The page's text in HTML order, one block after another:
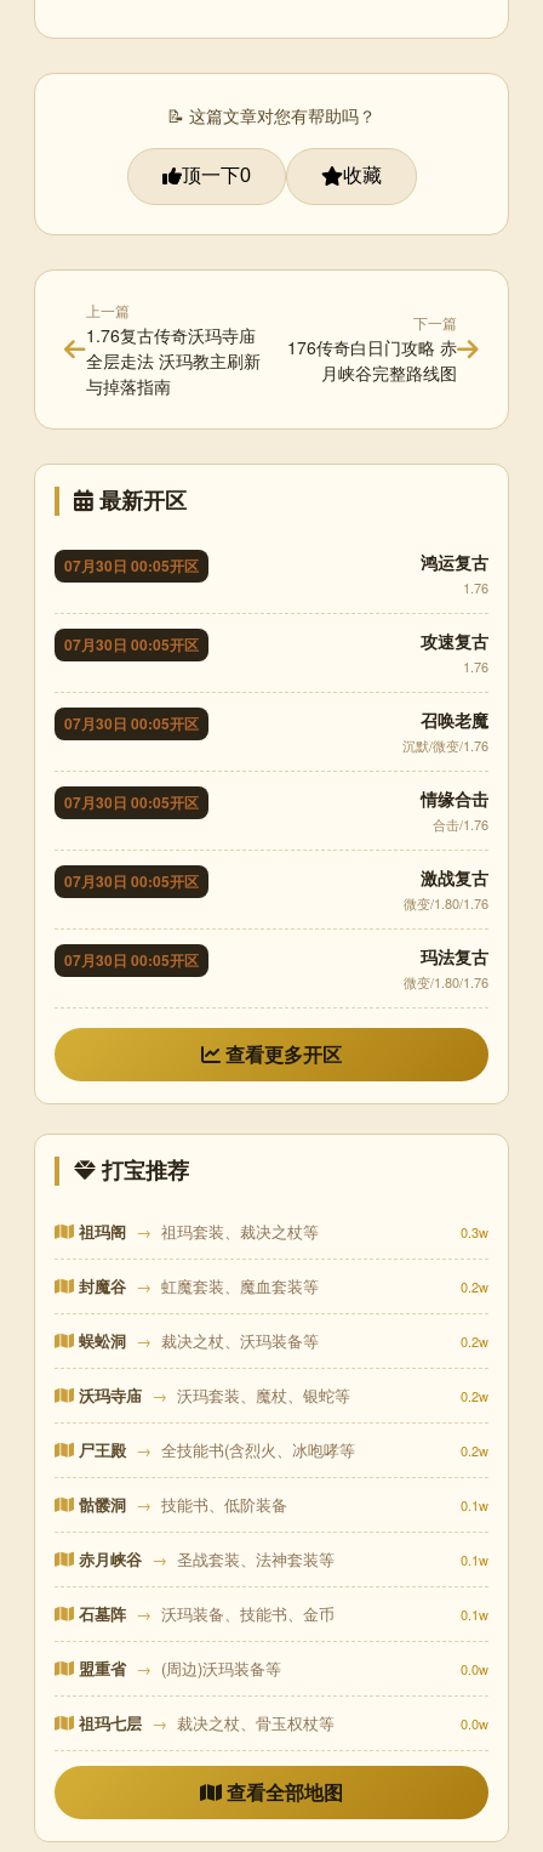
📝 这篇文章对您有帮助吗？
顶一下0 收藏
上一篇
1.76复古传奇沃玛寺庙
全层走法 沃玛教主刷新
与掉落指南
下一篇
176传奇白日门攻略 赤
月峡谷完整路线图
最新开区
07月30日 00:05开区 鸿运复古
1.76
07月30日 00:05开区 攻速复古
1.76
07月30日 00:05开区 召唤老魔
沉默/微变/1.76
07月30日 00:05开区 情缘合击
合击/1.76
07月30日 00:05开区 激战复古
微变/1.80/1.76
07月30日 00:05开区 玛法复古
微变/1.80/1.76
查看更多开区
打宝推荐
祖玛阁 → 祖玛套装、裁决之杖等 0.3w
封魔谷 → 虹魔套装、魔血套装等 0.2w
蜈蚣洞 → 裁决之杖、沃玛装备等 0.2w
沃玛寺庙 → 沃玛套装、魔杖、银蛇等 0.2w
尸王殿 → 全技能书(含烈火、冰咆哮等 0.2w
骷髅洞 → 技能书、低阶装备 0.1w
赤月峡谷 → 圣战套装、法神套装等 0.1w
石墓阵 → 沃玛装备、技能书、金币 0.1w
盟重省 → (周边)沃玛装备等 0.0w
祖玛七层 → 裁决之杖、骨玉权杖等 0.0w
查看全部地图